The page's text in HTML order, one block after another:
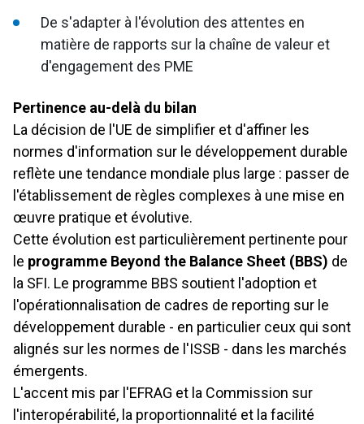
De s'adapter à l'évolution des attentes en
matière de rapports sur la chaîne de valeur et
d'engagement des PME
Pertinence au-delà du bilan
La décision de l'UE de simplifier et d'affiner les
normes d'information sur le développement durable
reflète une tendance mondiale plus large : passer de
l'établissement de règles complexes à une mise en
œuvre pratique et évolutive.
Cette évolution est particulièrement pertinente pour
le programme Beyond the Balance Sheet (BBS) de
la SFI. Le programme BBS soutient l'adoption et
l'opérationnalisation de cadres de reporting sur le
développement durable - en particulier ceux qui sont
alignés sur les normes de l'ISSB - dans les marchés
émergents.
L'accent mis par l'EFRAG et la Commission sur
l'interopérabilité, la proportionnalité et la facilité